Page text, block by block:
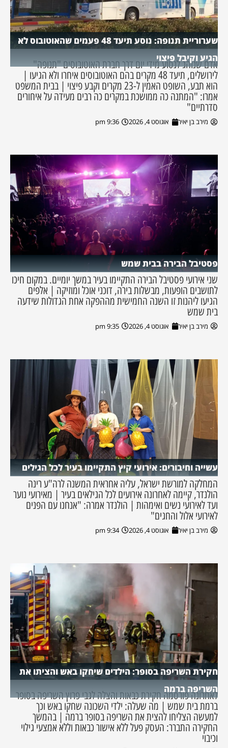
שערוריית תנופה: נוסע תיעד 48 פעמים שהאוטובוס לא
הגיע וקיבל פיצוי
אדם שנוהג לנסוע מידי יום דרך חברת האוטובוסים "תנופה"
לירושלים, תיעד 48 מקרים בהם האוטובוסים איחרו ולא הגיעו |
הוא תבע, השופט האמין ל-23 מקרים וקבע פיצוי | בבית המשפט
אמרו: "המתנה כה ממושכת במקרים כה רבים מעידה על איחורים
סדרתיים"
מירב בן יאיר אוגוסט 4, 2026 9:36 pm
פסטיבל הבירה בבית שמש
שני אירועי פסטיבל הבירה התקיימו בעיר במשך יומיים. במקום חיכו
לתושבים הופעות, מבשלות בירה, דוכני אוכל ומוזיקה | אלפים
הגיעו ליהנות זו השנה החמישית מההפקה אחת הגדולות שידעה
בית שמש
מירב בן יאיר אוגוסט 4, 2026 9:35 pm
עשייה וחיבורים: אירועי קיץ התקיימו בעיר לכל הגילים
המחלקה למורשת ישראל, עליה אחראית המשנה לרה"ע רינה
הולנדר, קיימה לאחרונה אירועים לכל הגילאים בעיר | מאירועי נוער
ועד לאירועי נשים ואימהות | הולנדר אמרה: "אנחנו עם הפנים
לאירועי אלול והחגים"
מירב בן יאיר אוגוסט 4, 2026 9:34 pm
חקירת השריפה בסופר: הילדים שיחקו באש והציתו את
השריפה ברמה
לאחרונה פורסמה חקירת כבאות והצלה לגבי פרוץ השריפה בסופר
ברמת בית שמש | מה שעלה: ילדי השכונה שחקו באש וכך
למעשה הצליחו להצית את השריפה בסופר ברמה | בהמשך
החקירה התברר: העסק פעל ללא אישור כבאות וללא אמצעי גילוי
וכיבוי